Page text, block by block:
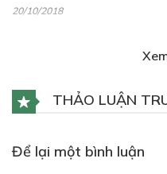
20/10/2018
THẢO LUẬN
Để lại một bình luận